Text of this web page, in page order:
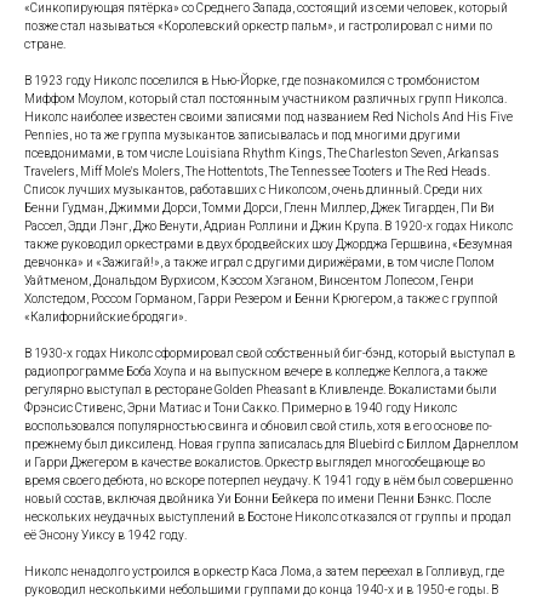
«Синкопирующая пятёрка» со Среднего Запада, состоящий из семи человек, который
позже стал называться «Королевский оркестр пальм», и гастролировал с ними по
стране.
В 1923 году Николс поселился в Нью-Йорке, где познакомился с тромбонистом
Миффом Моулом, который стал постоянным участником различных групп Николса.
Николс наиболее известен своими записями под названием Red Nichols And His Five
Pennies, но та же группа музыкантов записывалась и под многими другими
псевдонимами, в том числе Louisiana Rhythm Kings, The Charleston Seven, Arkansas
Travelers, Miff Mole's Molers, The Hottentots, The Tennessee Tooters и The Red Heads.
Список лучших музыкантов, работавших с Николсом, очень длинный. Среди них
Бенни Гудман, Джимми Дорси, Томми Дорси, Гленн Миллер, Джек Тигарден, Пи Ви
Рассел, Эдди Лэнг, Джо Венути, Адриан Роллини и Джин Крупа. В 1920-х годах Николс
также руководил оркестрами в двух бродвейских шоу Джорджа Гершвина, «Безумная
девчонка» и «Зажигай!», а также играл с другими дирижёрами, в том числе Полом
Уайтменом, Дональдом Вурхисом, Кэссом Хэганом, Винсентом Лопесом, Генри
Холстедом, Россом Горманом, Гарри Резером и Бенни Крюгером, а также с группой
«Калифорнийские бродяги».
В 1930-х годах Николс сформировал свой собственный биг-бэнд, который выступал в
радиопрограмме Боба Хоупа и на выпускном вечере в колледже Келлога, а также
регулярно выступал в ресторане Golden Pheasant в Кливленде. Вокалистами были
Фрэнсис Стивенс, Эрни Матиас и Тони Сакко. Примерно в 1940 году Николс
воспользовался популярностью свинга и обновил свой стиль, хотя в его основе по-
прежнему был диксиленд. Новая группа записалась для Bluebird с Биллом Дарнеллом
и Гарри Джегером в качестве вокалистов. Оркестр выглядел многообещающе во
время своего дебюта, но вскоре потерпел неудачу. К 1941 году в нём был совершенно
новый состав, включая двойника Уи Бонни Бейкера по имени Пенни Бэнкс. После
нескольких неудачных выступлений в Бостоне Николс отказался от группы и продал
её Энсону Уиксу в 1942 году.
Николс ненадолго устроился в оркестр Каса Лома, а затем переехал в Голливуд, где
руководил несколькими небольшими группами до конца 1940-х и в 1950-е годы. В